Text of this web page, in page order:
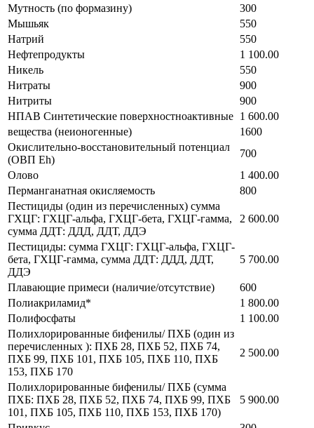
Мутность (по формазину)
300
Мышьяк
550
Натрий
550
Нефтепродукты
1 100.00
Никель
550
Нитраты
900
Нитриты
900
НПАВ Синтетические поверхностноактивные 1 600.00
вещества (неионогенные)
1600
Окислительно-восстановительный потенциал
(ОВП Eh)
700
Олово
1 400.00
Перманганатная окисляемость
800
Пестициды (один из перечисленных) сумма
ГХЦГ: ГХЦГ-альфа, ГХЦГ-бета, ГХЦГ-гамма,
сумма ДДТ: ДДД, ДДТ, ДДЭ
2 600.00
Пестициды: сумма ГХЦГ: ГХЦГ-альфа, ГХЦГ-
бета, ГХЦГ-гамма, сумма ДДТ: ДДД, ДДТ,
ДДЭ
5 700.00
Плавающие примеси (наличие/отсутствие)
600
Полиакриламид*
1 800.00
Полифосфаты
1 100.00
Полихлорированные бифенилы/ ПХБ (один из
перечисленных ): ПХБ 28, ПХБ 52, ПХБ 74,
ПХБ 99, ПХБ 101, ПХБ 105, ПХБ 110, ПХБ
153, ПХБ 170
2 500.00
Полихлорированные бифенилы/ ПХБ (сумма
ПХБ: ПХБ 28, ПХБ 52, ПХБ 74, ПХБ 99, ПХБ
101, ПХБ 105, ПХБ 110, ПХБ 153, ПХБ 170)
5 900.00